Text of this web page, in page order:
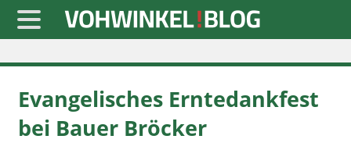
Startseite
» Blaulicht
» Freizeit
Evangelisches Erntedankfest
bei Bauer Bröcker